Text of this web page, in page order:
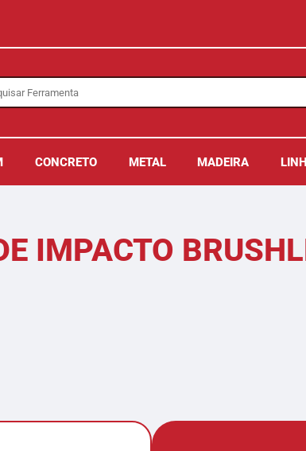
CONCRETO METAL MADEIRA
IMPACTO